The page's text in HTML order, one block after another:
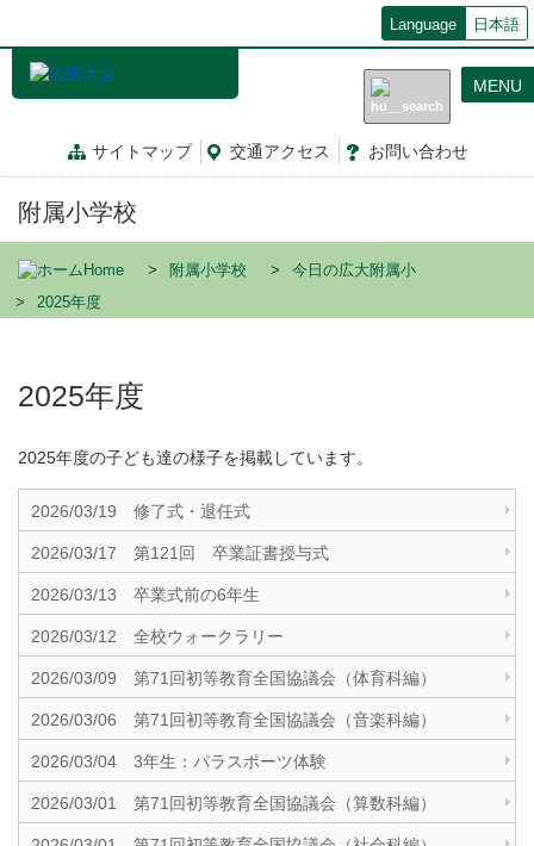
Language 日本語
サイトマップ 交通アクセス お問い合わせ
MENU
附属小学校
Home 附属小学校
今日の広大附属小
2025年度
2025年度
2025年度の子ども達の様子を掲載しています。
2026/03/19 修了式・退任式
2026/03/17 第121回 卒業証書授与式
2026/03/13 卒業式前の6年生
2026/03/12 全校ウォークラリー
2026/03/09 第71回初等教育全国協議会（体育科編）
2026/03/06 第71回初等教育全国協議会（音楽科編）
2026/03/04 3年生：パラスポーツ体験
2026/03/01 第71回初等教育全国協議会（算数科編）